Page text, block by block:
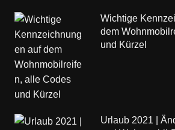
Wichtige
dem
und Kürzel
Urlaub 2021 |